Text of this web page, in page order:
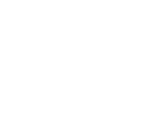
PROBLEMET DITT?